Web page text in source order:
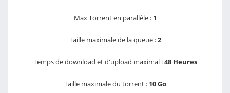
Max Torrent en parallèle : 1
Taille maximale de la queue :2
Temps de download et d'upload maximal :48 Heures
Taille maximale du torrent : 10 Go